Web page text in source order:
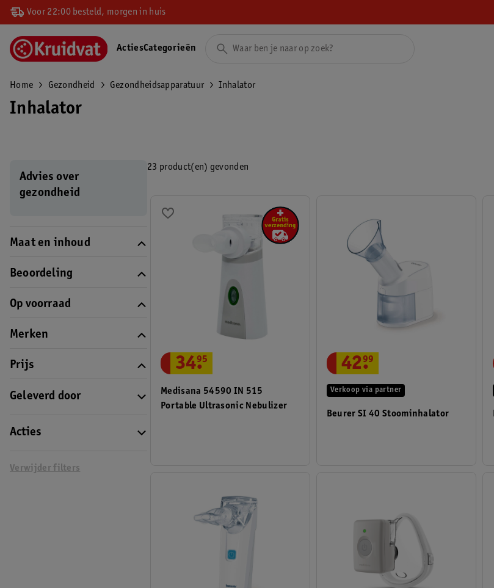
Voor 22:00 besteld, morgen in huis
ActiesCategorieën
Home Gezondheid Gezondheidsapparatuur Inhalator
Inhalator
Advies over
gezondheid
Maat en inhoud
Beoordeling
Op voorraad
Merken
Prijs
Geleverd door
Acties
Verwijder filters
23 product(en) gevonden
Medisana 54590 IN 515
Portable Ultrasonic Nebulizer
34.
95
Beurer SI 40 Stoominhalator
Verkoop via partner
42.
99